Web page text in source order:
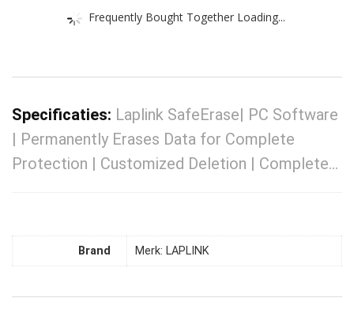
Frequently Bought Together Loading...
Specificaties: Laplink SafeErase| PC Software
| Permanently Erases Data for Complete
Protection | Customized Deletion | Complete…
Brand Merk: LAPLINK